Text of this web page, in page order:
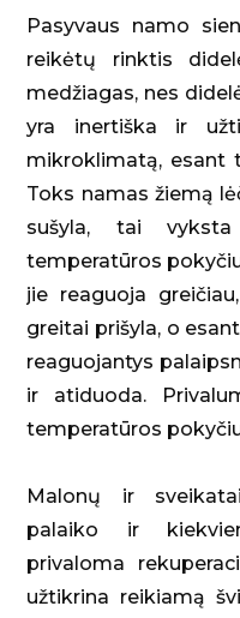
Pasyvaus namo
reikėtų rinktis
medžiagas, nes
yra inertiška ir
mikroklimatą, esant
Toks namas žiemą
sušyla, tai
temperatūros
jie reaguoja
greitai prišyla, o
reaguojantys
ir atiduoda.
temperatūros
Malonų ir
palaiko ir
privaloma
užtikrina reikiamą